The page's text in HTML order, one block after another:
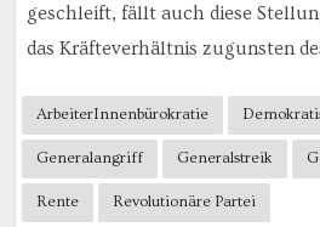
geschleift, fällt auch diese
das Kräfteverhältnis zugunsten
ArbeiterInnenbürokratie
Generalangriff Generalstreik
Rente Revolutionäre Partei